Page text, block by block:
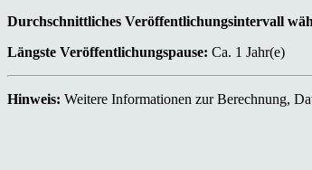
Durchschnittliches Veröffentlichungsintervall
Längste Veröffentlichungspause: Ca. 1 Jahr(e)
Hinweis: Weitere Informationen zur Berechnung,